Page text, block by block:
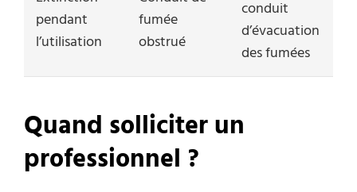
pendant
l’utilisation
fumée
obstrué
conduit
d’évacuation
des fumées
Quand solliciter un
professionnel ?